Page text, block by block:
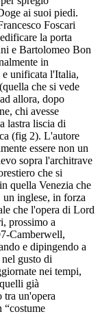
ai suoi piedi.
Foscari
la porta
e Bartolomeo Bon
in
e unificata l'Italia,
che si vede
allora, dopo
chi avesse
lastra liscia di
(fig 2). L'autore
essere non un
sopra l'architrave
che si
quella Venezia che
inglese, in forza
che l'opera di Lord
prossimo a
Camberwell,
e dipingendo a
gusto di
nei tempi,
già
tra un'opera
“costume